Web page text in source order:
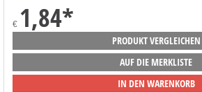
€ 1,84*
PRODUKT VERGLEICHEN
AUF DIE MERKLISTE
IN DEN WARENKORB